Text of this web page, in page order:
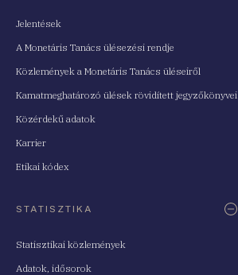
Jelentések
A Monetáris Tanács ülésezési rendje
Közlemények a Monetáris Tanács üléseiről
Kamatmeghatározó ülések rövidített jegyzőkönyvei
Közérdekű adatok
Karrier
Etikai kódex
STATISZTIKA
Statisztikai közlemények
Adatok, idősorok